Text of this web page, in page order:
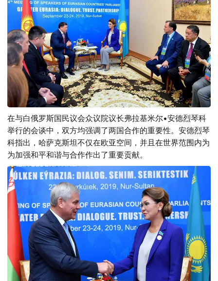
在与白俄罗斯国民议会众议院议长弗拉基米尔•安德烈琴科
举行的会谈中，双方均强调了两国合作的重要性。安德烈琴
科指出，哈萨克斯坦不仅在欧亚空间，并且在世界范围内为
为加强和平和谐与合作作出了重要贡献。